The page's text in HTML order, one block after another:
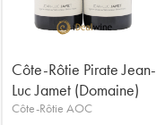
Côte-Rôtie Pirate Jean-
Luc Jamet (Domaine)
Côte-Rôtie AOC